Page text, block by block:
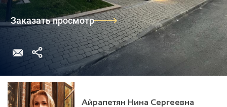
Заказать просмотр
Айрапетян Нина Сергеевна